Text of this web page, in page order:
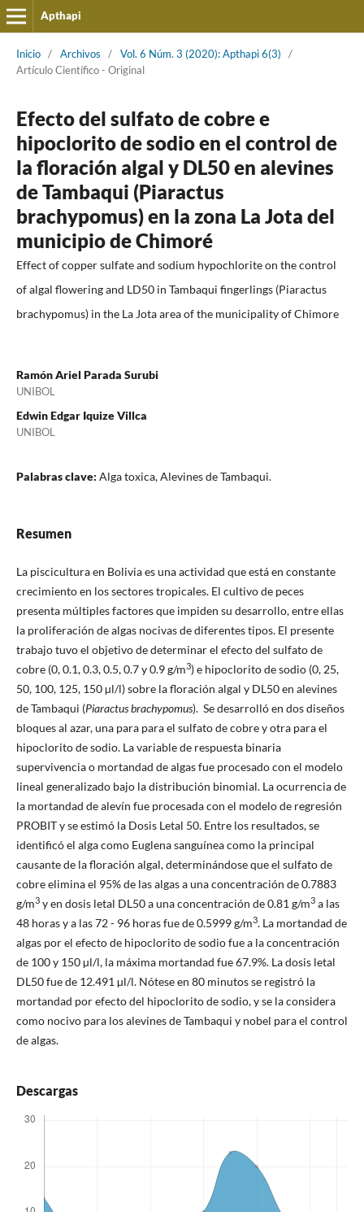
Apthapi
Inicio / Archivos / Vol. 6 Núm. 3 (2020): Apthapi 6(3)
/
Artículo Cientí­fico - Original
Efecto del sulfato de cobre e
hipoclorito de sodio en el control de
la floración algal y DL50 en alevines
de Tambaqui (Piaractus
brachypomus) en la zona La Jota del
municipio de Chimoré
Effect of copper sulfate and sodium hypochlorite on the control
of algal flowering and LD50 in Tambaqui fingerlings (Piaractus
brachypomus) in the La Jota area of the municipality of Chimore
Ramón Ariel Parada Surubi
UNIBOL
Edwin Edgar Iquize Villca
UNIBOL
Palabras clave: Alga toxica, Alevines de Tambaqui.
Resumen
La piscicultura en Bolivia es una actividad que está en constante
crecimiento en los sectores tropicales. El cultivo de peces
presenta múltiples factores que impiden su desarrollo, entre ellas
la proliferación de algas nocivas de diferentes tipos. El presente
trabajo tuvo el objetivo de determinar el efecto del sulfato de
cobre (0, 0.1, 0.3, 0.5, 0.7 y 0.9 g/m3) e hipoclorito de sodio (0, 25,
50, 100, 125, 150 µl/l) sobre la floración algal y DL50 en alevines
de Tambaqui (Piaractus brachypomus). Se desarrolló en dos diseños
bloques al azar, una para para el sulfato de cobre y otra para el
hipoclorito de sodio. La variable de respuesta binaria
supervivencia o mortandad de algas fue procesado con el modelo
lineal generalizado bajo la distribución binomial. La ocurrencia de
la mortandad de alevín fue procesada con el modelo de regresión
PROBIT y se estimó la Dosis Letal 50. Entre los resultados, se
identificó el alga como Euglena sanguínea como la principal
causante de la floración algal, determinándose que el sulfato de
cobre elimina el 95% de las algas a una concentración de 0.7883
g/m3y en dosis letal DL50 a una concentración de 0.81 g/m3a las
48 horas y a las 72 - 96 horas fue de 0.5999 g/m3. La mortandad de
algas por el efecto de hipoclorito de sodio fue a la concentración
de 100 y 150 µl/l, la máxima mortandad fue 67.9%. La dosis letal
DL50 fue de 12.491 µl/l. Nótese en 80 minutos se registró la
mortandad por efecto del hipoclorito de sodio, y se la considera
como nocivo para los alevines de Tambaqui y nobel para el control
de algas.
Descargas